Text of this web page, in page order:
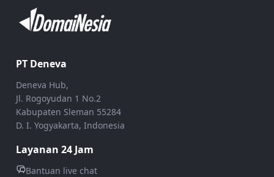
PT Deneva
Deneva Hub,
Jl. Rogoyudan 1 No.2
Kabupaten Sleman 55284
D. I. Yogyakarta, Indonesia
Layanan 24 Jam
Bantuan live chat